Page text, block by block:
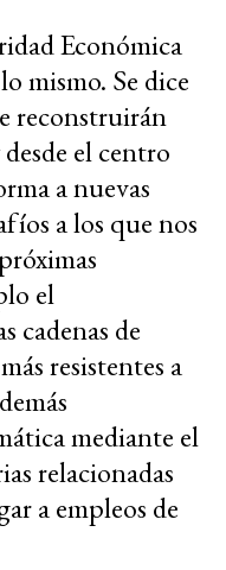
Económica
mismo. Se dice
reconstruirán
el centro
a nuevas
a los que nos
el
cadenas de
resistentes a
mediante el
relacionadas
a empleos de